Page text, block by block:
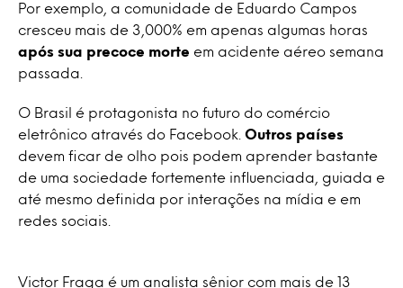
Por exemplo, a comunidade de Eduardo Campos
cresceu mais de 3,000% em apenas algumas horas
após sua precoce morte em acidente aéreo semana
passada.
O Brasil é protagonista no futuro do comércio
eletrônico através do Facebook. Outros países
devem ficar de olho pois podem aprender bastante
de uma sociedade fortemente influenciada, guiada e
até mesmo definida por interações na mídia e em
redes sociais.
Victor Fraga é um analista sênior com mais de 13